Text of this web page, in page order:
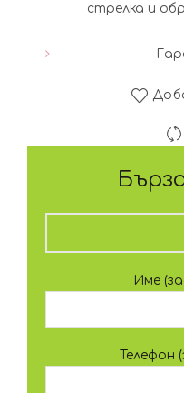
стрелка и
Име
Телефон